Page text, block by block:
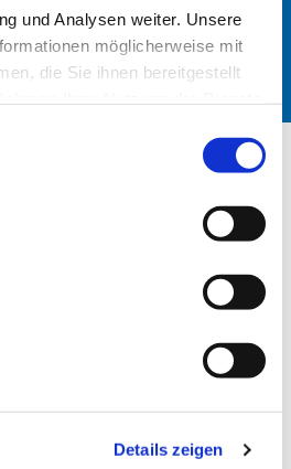
und Analysen weiter. Unsere
möglicherweise mit
die Sie ihnen bereitgestellt
Details zeigen